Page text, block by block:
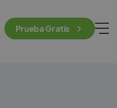
Prueba Gratis